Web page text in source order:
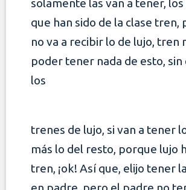
solamente las van a tener,
que han sido de la clase tren,
no va a recibir lo de lujo, tren
poder tener nada de esto,
los
trenes de lujo, si van a tener
más lo del resto, porque lujo
tren, ¡ok! Así que, elijo tener